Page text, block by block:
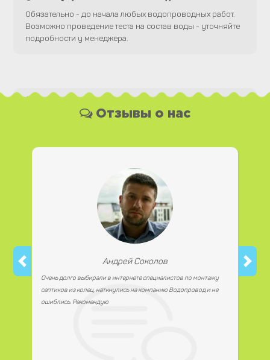
Обязательно - до начала любых водопроводных работ.
Возможно проведение теста на состав воды - уточняйте
подробности у менеджера.
Вы можете оплатить наши услуги и необходимые
работаем с юридическими лицами.
Отзывы о нас
Андрей Соколов
Очень долго выбирали в интернете специалистов по монтажу
септиков из колец, наткнулись на компанию Водопровод и не
ошиблись. Рекомендую